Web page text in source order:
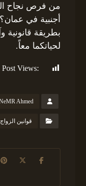
من فرص نجاح
أجنبية في
بطريقة قانونية
لحياتكما معاً.
Post Views:
Ahmed
قوانين الزواج